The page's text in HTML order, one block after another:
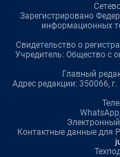
Зарегистрировано
информационных
Свидетельство о
Учредитель: Общество с
Главный
Адрес редакции: 350066,
Контактные данные для